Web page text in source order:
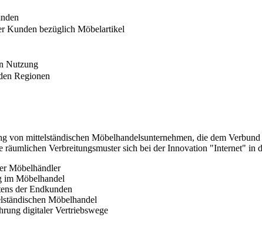
Kunden bezüglich Möbelartikel
Nutzung
Regionen
von mittelständischen Möbelhandelsunternehmen, die dem
Verbreitungsmuster sich bei der Innovation "Internet" in
Möbelhändler
im Möbelhandel
der Endkunden
Möbelhandel
digitaler Vertriebswege